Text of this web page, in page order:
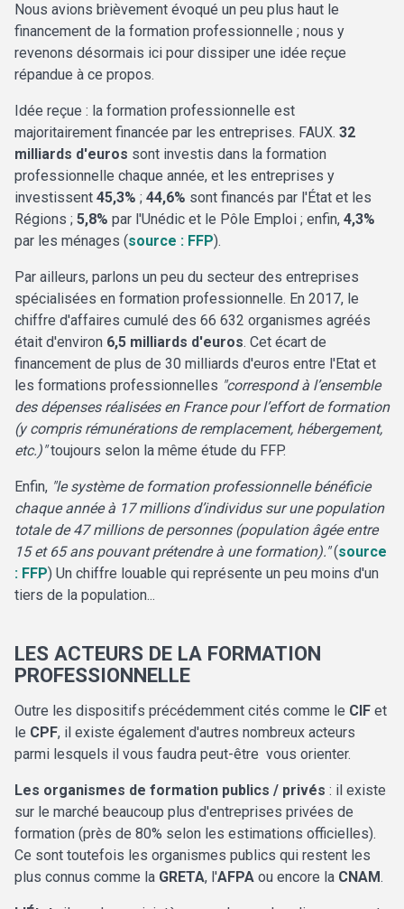
Nous avions brièvement évoqué un peu plus haut le
financement de la formation professionnelle ; nous y
revenons désormais ici pour dissiper une idée reçue
répandue à ce propos.
Idée reçue : la formation professionnelle est
majoritairement financée par les entreprises. FAUX. 32
milliards d'euros sont investis dans la formation
professionnelle chaque année, et les entreprises y
investissent 45,3% ; 44,6% sont financés par l'État et les
Régions ; 5,8% par l'Unédic et le Pôle Emploi ; enfin, 4,3%
par les ménages (source : FFP).
Par ailleurs, parlons un peu du secteur des entreprises
spécialisées en formation professionnelle. En 2017, le
chiffre d'affaires cumulé des 66 632 organismes agréés
était d'environ 6,5 milliards d'euros. Cet écart de
financement de plus de 30 milliards d'euros entre l'Etat et
les formations professionnelles "correspond à l’ensemble
des dépenses réalisées en France pour l’effort de formation
(y compris rémunérations de remplacement, hébergement,
etc.)"toujours selon la même étude du FFP.
Enfin, "le système de formation professionnelle bénéficie
chaque année à 17 millions d’individus sur une population
totale de 47 millions de personnes (population âgée entre
15 et 65 ans pouvant prétendre à une formation)."(source
: FFP) Un chiffre louable qui représente un peu moins d'un
tiers de la population...
LES ACTEURS DE LA FORMATION
PROFESSIONNELLE
Outre les dispositifs précédemment cités comme le CIF et
le CPF, il existe également d'autres nombreux acteurs
parmi lesquels il vous faudra peut-être vous orienter.
Les organismes de formation publics / privés : il existe
sur le marché beaucoup plus d'entreprises privées de
formation (près de 80% selon les estimations officielles).
Ce sont toutefois les organismes publics qui restent les
plus connus comme la GRETA, l'AFPA ou encore la CNAM.